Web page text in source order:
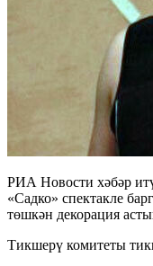
РИА Новости хәбәр
«Садко» спектакле
төшкән декорация
Тикшерү комитеты